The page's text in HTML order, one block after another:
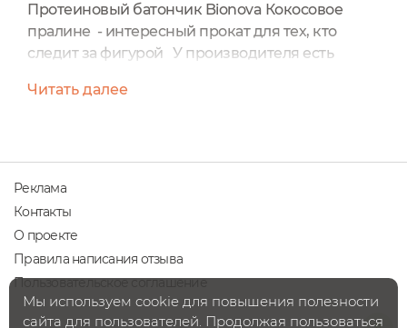
Протеиновый батончик Bionova Кокосовое
пралине - интересный прокат для тех, кто
следит за фигурой У производителя есть
нет сахара с составе Вес 50 грамм В составе 33%
углеводов Батончик плотный по текстуре, даже
более чем , немного Суховат Но жуется легко,
приятный на вкус. Но!...
Читать далее
Реклама
Контакты
О проекте
Правила написания отзыва
Пользовательское соглашение
Мы используем cookie для повышения полезности
сайта для пользователей. Продолжая пользоваться